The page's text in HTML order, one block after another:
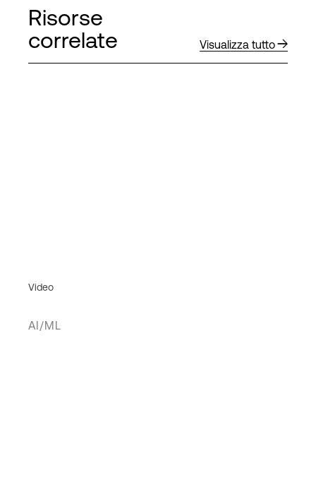
Risorse
correlate
Visualizza tutto
Video
AI/ML